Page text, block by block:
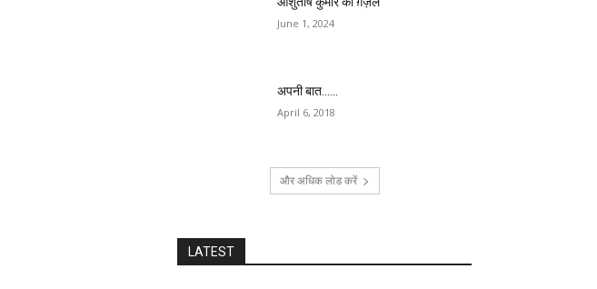
June 1, 2024
अपनी बात……
April 6, 2018
और अधिक लोड करें
LATEST